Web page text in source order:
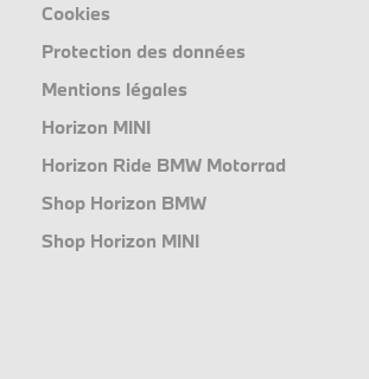
Cookies
Protection des données
Mentions légales
Horizon MINI
Horizon Ride BMW Motorrad
Shop Horizon BMW
Shop Horizon MINI